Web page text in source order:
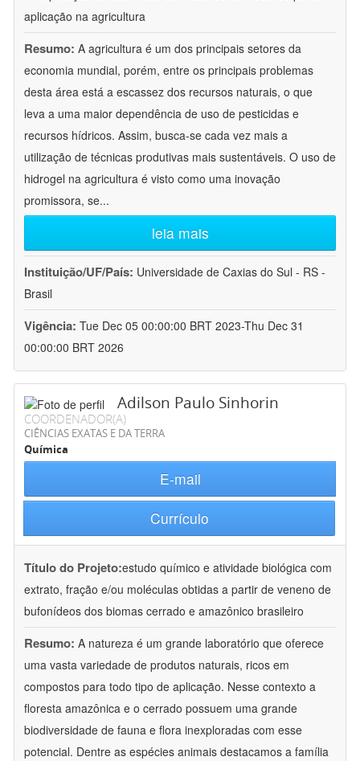
aplicação na agricultura
Resumo: A agricultura é um dos principais setores da
economia mundial, porém, entre os principais problemas
desta área está a escassez dos recursos naturais, o que
leva a uma maior dependência de uso de pesticidas e
recursos hídricos. Assim, busca-se cada vez mais a
utilização de técnicas produtivas mais sustentáveis. O uso de
hidrogel na agricultura é visto como uma inovação
promissora, se...
leia mais
Instituição/UF/País: Universidade de Caxias do Sul - RS -
Brasil
Vigência: Tue Dec 05 00:00:00 BRT 2023-Thu Dec 31
00:00:00 BRT 2026
Adilson Paulo Sinhorin
COORDENADOR(A)
CIÊNCIAS EXATAS E DA TERRA
Química
E-mail
Currículo
Título do Projeto:estudo químico e atividade biológica com
extrato, fração e/ou moléculas obtidas a partir de veneno de
bufonídeos dos biomas cerrado e amazônico brasileiro
Resumo: A natureza é um grande laboratório que oferece
uma vasta variedade de produtos naturais, ricos em
compostos para todo tipo de aplicação. Nesse contexto a
floresta amazônica e o cerrado possuem uma grande
biodiversidade de fauna e flora inexploradas com esse
potencial. Dentre as espécies animais destacamos a família